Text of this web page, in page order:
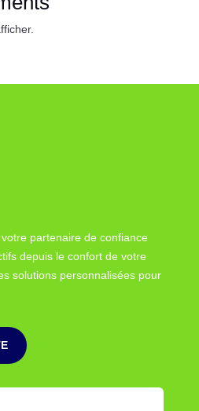
partenaire de confiance
depuis le confort de votre
solutions personnalisées pour